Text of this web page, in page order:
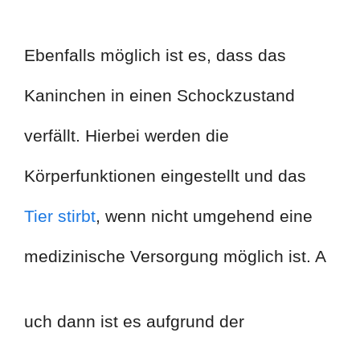
Ebenfalls möglich ist es, dass das
Kaninchen in einen Schockzustand
verfällt. Hierbei werden die
Körperfunktionen eingestellt und das
Tier stirbt, wenn nicht umgehend eine
medizinische Versorgung möglich ist. A
uch dann ist es aufgrund der